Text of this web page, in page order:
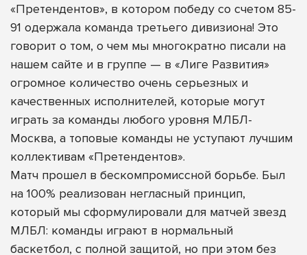
«Претендентов», в котором победу со счетом 85-
91 одержала команда третьего дивизиона! Это
говорит о том, о чем мы многократно писали на
нашем сайте и в группе — в «Лиге Развития»
огромное количество очень серьезных и
качественных исполнителей, которые могут
играть за команды любого уровня МЛБЛ-
Москва, а топовые команды не уступают лучшим
коллективам «Претендентов».
Матч прошел в бескомпромиссной борьбе. Был
на 100% реализован негласный принцип,
который мы сформулировали для матчей звезд
МЛБЛ: команды играют в нормальный
баскетбол, с полной защитой, но при этом без